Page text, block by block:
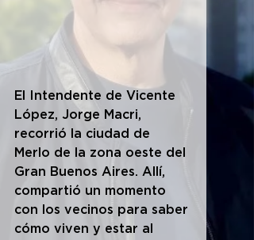
El Intendente de Vicente
López, Jorge Macri,
recorrió la ciudad de
Merlo de la zona oeste del
Gran Buenos Aires. Allí,
compartió un momento
con los vecinos para saber
cómo viven y estar al